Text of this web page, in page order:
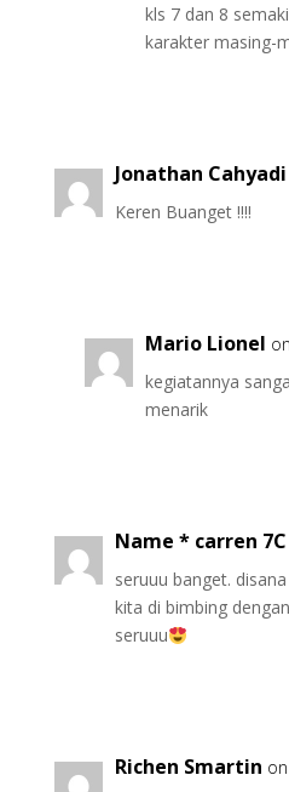
kls 7 dan 8
karakter masing-
Jonathan Cahyadi
Keren Buanget !!!!
Mario Lionel
kegiatannya
menarik
Name * carren 7C
seruuu banget.
kita di bimbing
seruuu
Richen Smartin